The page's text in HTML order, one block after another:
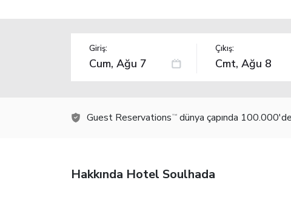
Giriş: Çıkış:
Guest Reservations TM dünya çapında
Hakkında Hotel Soulhada